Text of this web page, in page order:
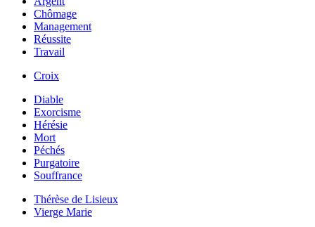
Chômage
Management
Réussite
Travail
Croix
Diable
Exorcisme
Hérésie
Mort
Péchés
Purgatoire
Souffrance
Thérèse de Lisieux
Vierge Marie